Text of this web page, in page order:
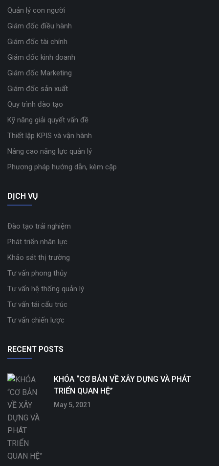
Quản lý con người
Giám đốc điều hành
Giám đốc tài chính
Giám đốc kinh doanh
Giám đốc Marketing
Giám đốc sản xuất
Quy trình đào tạo
Kỹ năng giải quyết vấn đề
Thiết lập KPIS và vận hành
Nâng cao năng lực quản lý
Phương pháp hướng dẫn, kèm cặp
DỊCH VỤ
Đào tạo trải nghiệm
Phát triển nhân lực
Khảo sát thị trường
Tư vấn phong thủy
Tư vấn hệ thống quản lý
Tư vấn tái cấu trúc
Tư vấn chiến lược
RECENT POSTS
KHÓA “CƠ BẢN VỀ XÂY DỰNG VÀ PHÁT
TRIỂN QUAN HỆ”
May 5, 2021